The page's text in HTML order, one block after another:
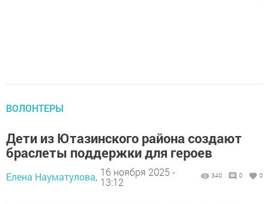
ВОЛОНТЕРЫ
Дети из Ютазинского района создают
браслеты поддержки для героев
Елена Науматулова, 16 ноября 2025 -
13:12
340 0 0